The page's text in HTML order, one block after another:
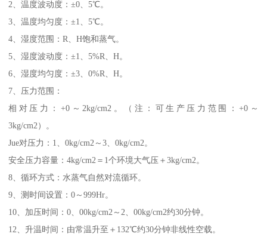
2、温度波动度：±0、5℃。
3、温度均匀度：±1、5℃。
4、湿度范围：R、H饱和蒸气。
5、湿度波动度：±1、5%R、H。
6、湿度均匀度：±3、0%R、H。
7、压力范围：
相对压力：+0～2kg/cm2。（注：可生产压力范围：+0～
3kg/cm2）。
Jue对压力：1、0kg/cm2～3、0kg/cm2。
安全压力容量：4kg/cm2＝1个环境大气压＋3kg/cm2。
8、循环方式：水蒸气自然对流循环。
9、测时间设置：0～999Hr。
10、加压时间：0、00kg/cm2～2、00kg/cm2约30分钟。
12、升温时间：由常温升至＋132℃约30分钟非线性空载。